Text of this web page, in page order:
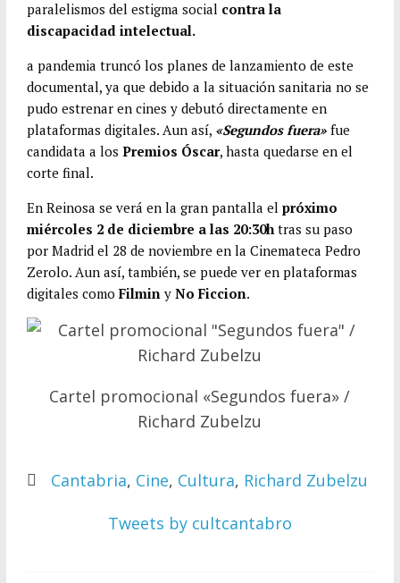
paralelismos del estigma social contra la
discapacidad intelectual.
a pandemia truncó los planes de lanzamiento de este
documental, ya que debido a la situación sanitaria no se
pudo estrenar en cines y debutó directamente en
plataformas digitales. Aun así, «Segundos fuera» fue
candidata a los Premios Óscar, hasta quedarse en el
corte final.
En Reinosa se verá en la gran pantalla el próximo
miércoles 2 de diciembre a las 20:30htras su paso
por Madrid el 28 de noviembre en la Cinemateca Pedro
Zerolo. Aun así, también, se puede ver en plataformas
digitales como FilminyNo Ficcion.
Cartel promocional «Segundos fuera» /
Richard Zubelzu
Cantabria, Cine, Cultura, Richard Zubelzu
Tweets by cultcantabro